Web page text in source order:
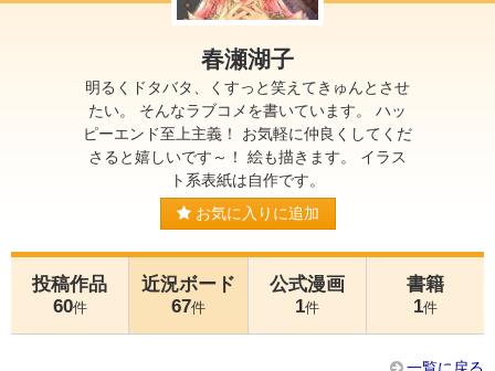
春瀬湖子
明るくドタバタ、くすっと笑えてきゅんとさせ
たい。 そんなラブコメを書いています。 ハッ
ピーエンド至上主義！ お気軽に仲良くしてくだ
さると嬉しいです～！ 絵も描きます。 イラス
ト系表紙は自作です。
お気に入りに追加
投稿作品
60件
近況ボード
67件
公式漫画
1件
書籍
1件
一覧に戻る